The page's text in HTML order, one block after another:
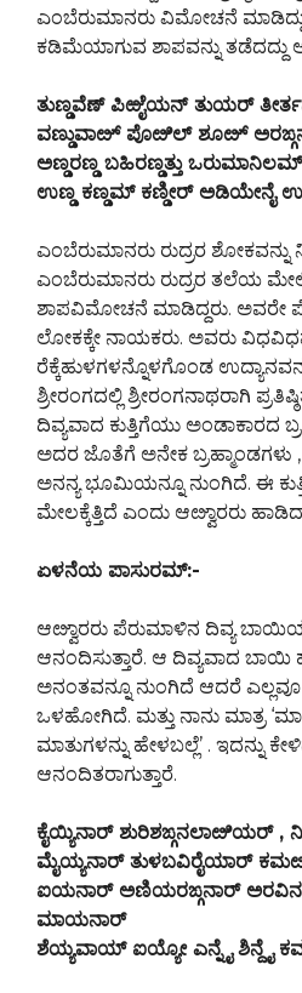
ಎಂಬೆರುಮಾನರು ವಿಮೋಚನೆ
ಕಡಿಮೆಯಾಗುವ ಶಾಪವನ್ನು ತಡೆದದ್ದು
ತುಣ್ಡವೆಣ್ ಪಿಱೈಯನ್ ತುಯರ್
ವಣ್ಡುವಾೞ್ ಪೊೞಿಲ್ ಶೂೞ್
ಅಣ್ಡರಣ್ಡ ಬಹಿರಣ್ಡತ್ತು
ಉಣ್ಡ ಕಣ್ಡಮ್ ಕಣ್ಡೀರ್ ಅಡಿಯೇನೈ
ಎಂಬೆರುಮಾನರು ರುದ್ರರ ಶೋಕವನ್ನು
ಎಂಬೆರುಮಾನರು ರುದ್ರರ ತಲೆಯ
ಶಾಪವಿಮೋಚನೆ ಮಾಡಿದ್ದರು.
ಲೋಕಕ್ಕೇ ನಾಯಕರು. ಅವರು
ರೆಕ್ಕೆಹುಳಗಳನ್ನೊಳಗೊಂಡ
ಶ್ರೀರಂಗದಲ್ಲಿ ಶ್ರೀರಂಗನಾಥರಾಗಿ
ದಿವ್ಯವಾದ ಕುತ್ತಿಗೆಯು ಅಂಡಾಕಾರದ
ಅದರ ಜೊತೆಗೆ ಅನೇಕ
ಅನನ್ಯ ಭೂಮಿಯನ್ನೂ ನುಂಗಿದೆ. ಈ
ಮೇಲಕ್ಕೆತ್ತಿದೆ ಎಂದು ಆೞ್ವಾರರು
ಏಳನೆಯ ಪಾಸುರಮ್:-
ಆೞ್ವಾರರು ಪೆರುಮಾಳಿನ ದಿವ್ಯ
ಆನಂದಿಸುತ್ತಾರೆ. ಆ ದಿವ್ಯವಾದ ಬಾಯಿ
ಅನಂತವನ್ನೂ ನುಂಗಿದೆ ಆದರೆ
ಒಳಹೋಗಿದೆ. ಮತ್ತು ನಾನು ಮಾತ್ರ ‘ಮಾ
ಮಾತುಗಳನ್ನು ಹೇಳಬಲ್ಲೆ’ . ಇದನ್ನು
ಆನಂದಿತರಾಗುತ್ತಾರೆ.
ಕೈಯ್ಯಿನಾರ್ ಶುರಿಶಙ್ಗನಲಾೞಿಯರ್ ,
ಮೈಯ್ಯನಾರ್ ತುಳಬವಿರೈಯಾರ್
ಐಯನಾರ್ ಅಣಿಯರಙ್ಗನಾರ್
ಮಾಯನಾರ್
ಶೆಯ್ಯವಾಯ್ ಐಯ್ಯೋ ಎನ್ನೈ ಶಿನ್ದೈ